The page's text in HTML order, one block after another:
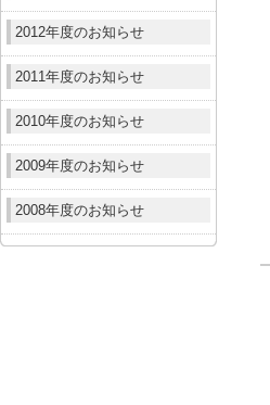
2012年度のお知らせ
2011年度のお知らせ
2010年度のお知らせ
2009年度のお知らせ
2008年度のお知らせ